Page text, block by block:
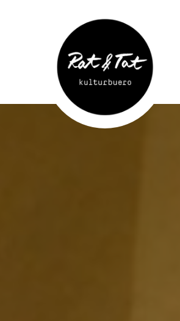
Rat&Tat